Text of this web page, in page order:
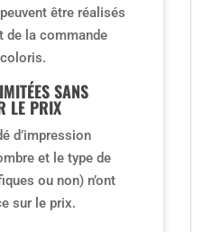
être réalisés
de la commande
SANS
LE PRIX
d’impression
et le type de
ou non) n’ont
sur le prix.